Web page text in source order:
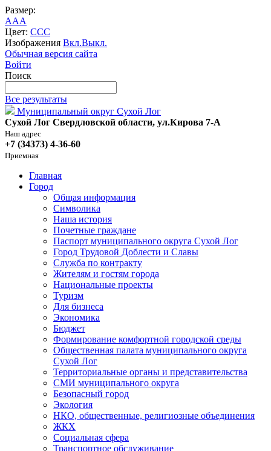
Размер:
AAA
Цвет: CCC
Изображения Вкл.Выкл.
Обычная версия сайта
Войти
Поиск
Все результаты
Муниципальный округ Сухой Лог
Сухой Лог Свердловской области, ул.Кирова 7-А
Наш адрес
+7 (34373) 4-36-60
Приемная
Главная
Город
Общая информация
Символика
Наша история
Почетные граждане
Паспорт муниципального округа Сухой Лог
Город Трудовой Доблести и Славы
Служба по контракту
Жителям и гостям города
Национальные проекты
Туризм
Для бизнеса
Экономика
Бюджет
Формирование комфортной городской среды
Общественная палата муниципального округа
Сухой Лог
Территориальные органы и представительства
СМИ муниципального округа
Безопасный город
Экология
НКО, общественные, религиозные объединения
ЖКХ
Социальная сфера
Транспортное обслуживание